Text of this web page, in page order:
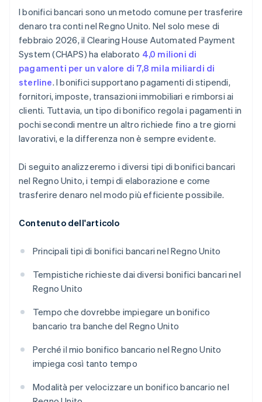
I bonifici bancari sono un metodo comune per trasferire
denaro tra conti nel Regno Unito. Nel solo mese di
febbraio 2026, il Clearing House Automated Payment
System (CHAPS) ha elaborato 4,0 milioni di
pagamenti per un valore di 7,8 mila miliardi di
sterline. I bonifici supportano pagamenti di stipendi,
fornitori, imposte, transazioni immobiliari e rimborsi ai
clienti. Tuttavia, un tipo di bonifico regola i pagamenti in
pochi secondi mentre un altro richiede fino a tre giorni
lavorativi, e la differenza non è sempre evidente.
Di seguito analizzeremo i diversi tipi di bonifici bancari
nel Regno Unito, i tempi di elaborazione e come
trasferire denaro nel modo più efficiente possibile.
Contenuto dell'articolo
Principali tipi di bonifici bancari nel Regno Unito
Tempistiche richieste dai diversi bonifici bancari nel
Regno Unito
Tempo che dovrebbe impiegare un bonifico
bancario tra banche del Regno Unito
Perché il mio bonifico bancario nel Regno Unito
impiega così tanto tempo
Modalità per velocizzare un bonifico bancario nel